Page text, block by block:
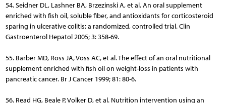
54. Seidner DL, Lashner BA, Brzezinski A, et al. An oral supplement
enriched with fish oil, soluble fiber, and antioxidants for corticosteroid
sparing in ulcerative colitis: a randomized, controlled trial. Clin
Gastroenterol Hepatol 2005; 3: 358-69.
55. Barber MD, Ross JA, Voss AC, et al. The effect of an oral nutritional
supplement enriched with fish oil on weight-loss in patients with
pancreatic cancer. Br J Cancer 1999; 81: 80-6.
56. Read HG, Beale P, Volker D, et al. Nutrition intervention using an